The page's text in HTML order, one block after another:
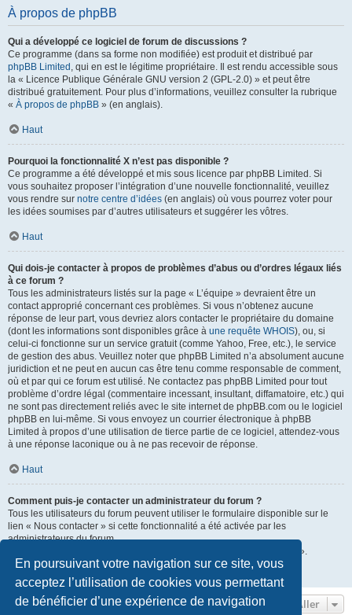
En poursuivant votre navigation sur ce site, vous
acceptez l’utilisation de cookies vous permettant
de bénéficier d’une expérience de navigation
À propos de phpBB
Qui a développé ce logiciel de forum de discussions ?
Ce programme (dans sa forme non modifiée) est produit et distribué par
phpBB Limited , qui en est le légitime propriétaire. Il est rendu accessible sous
la « Licence Publique Générale GNU version 2 (GPL-2.0) » et peut être
distribué gratuitement. Pour plus d’informations, veuillez consulter la rubrique
« À propos de phpBB » (en anglais).
Haut
Pourquoi la fonctionnalité X n’est pas disponible ?
Ce programme a été développé et mis sous licence par phpBB Limited. Si
vous souhaitez proposer l’intégration d’une nouvelle fonctionnalité, veuillez
vous rendre sur notre centre d’idées (en anglais) où vous pourrez voter pour
les idées soumises par d’autres utilisateurs et suggérer les vôtres.
Haut
Qui dois-je contacter à propos de problèmes d’abus ou d’ordres légaux liés
à ce forum ?
Tous les administrateurs listés sur la page « L’équipe » devraient être un
contact approprié concernant ces problèmes. Si vous n’obtenez aucune
réponse de leur part, vous devriez alors contacter le propriétaire du domaine
(dont les informations sont disponibles grâce à une requête WHOIS), ou, si
celui-ci fonctionne sur un service gratuit (comme Yahoo, Free, etc.), le service
de gestion des abus. Veuillez noter que phpBB Limited n’a absolument aucune
juridiction et ne peut en aucun cas être tenu comme responsable de comment,
où et par qui ce forum est utilisé. Ne contactez pas phpBB Limited pour tout
problème d’ordre légal (commentaire incessant, insultant, diffamatoire, etc.) qui
ne sont pas directement reliés avec le site internet de phpBB.com ou le logiciel
phpBB en lui-même. Si vous envoyez un courrier électronique à phpBB
Limited à propos d’une utilisation de tierce partie de ce logiciel, attendez-vous
à une réponse laconique ou à ne pas recevoir de réponse.
Haut
Comment puis-je contacter un administrateur du forum ?
Tous les utilisateurs du forum peuvent utiliser le formulaire disponible sur le
lien « Nous contacter » si cette fonctionnalité a été activée par les
administrateurs du forum.
Les membres du forum peuvent également utiliser le lien « L’équipe ».
Aller